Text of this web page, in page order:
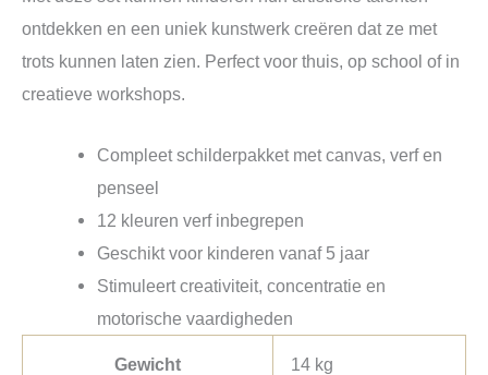
ontdekken en een uniek kunstwerk creëren dat ze met
trots kunnen laten zien. Perfect voor thuis, op school of in
creatieve workshops.
Compleet schilderpakket met canvas, verf en
penseel
12 kleuren verf inbegrepen
Geschikt voor kinderen vanaf 5 jaar
Stimuleert creativiteit, concentratie en
motorische vaardigheden
Gewicht 14 kg